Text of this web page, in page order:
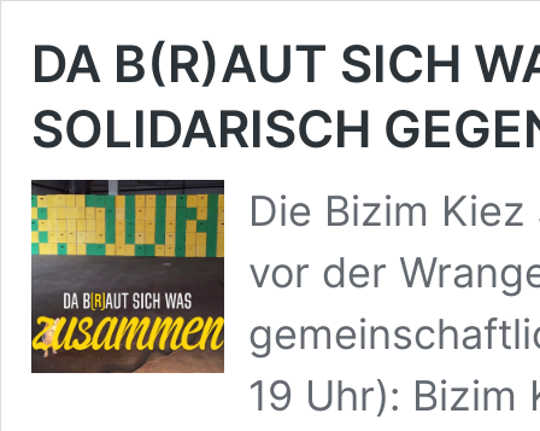
DA B(R)AUT SICH
SOLIDARISCH
Die Bizim
vor der
19 Uhr): Bizim